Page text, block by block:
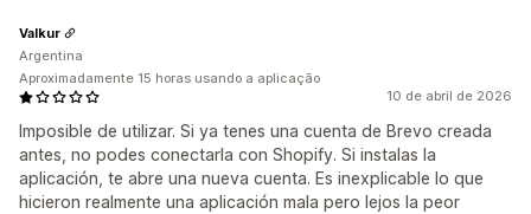
10 de abril de 2026
Imposible de utilizar. Si ya tenes una cuenta de Brevo creada
antes, no podes conectarla con Shopify. Si instalas la
aplicación, te abre una nueva cuenta. Es inexplicable lo que
hicieron realmente una aplicación mala pero lejos la peor
Valkur
Argentina
Aproximadamente 15 horas usando a aplicação